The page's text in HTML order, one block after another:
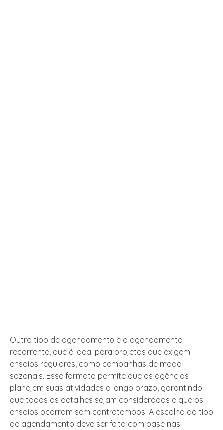
Outro tipo de agendamento é o agendamento
recorrente, que é ideal para projetos que exigem
ensaios regulares, como campanhas de moda
sazonais. Esse formato permite que as agências
planejem suas atividades a longo prazo, garantindo
que todos os detalhes sejam considerados e que os
ensaios ocorram sem contratempos. A escolha do tipo
de agendamento deve ser feita com base nas